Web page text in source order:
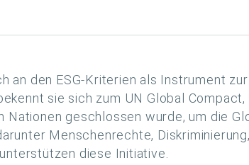
an den ESG-Kriterien als Instrument
sie sich zum UN Global
Nationen geschlossen wurde, um die
Menschenrechte,
diese Initiative.